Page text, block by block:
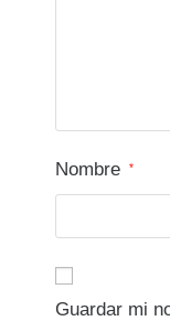
Nombre *
Guardar mi